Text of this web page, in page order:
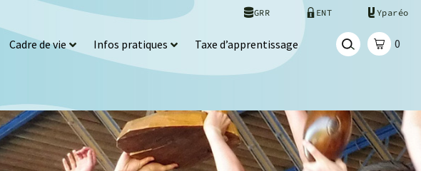
GRR ENT Yparéo
Cadre de vie Infos pratiques
Taxe d’apprentissage
0